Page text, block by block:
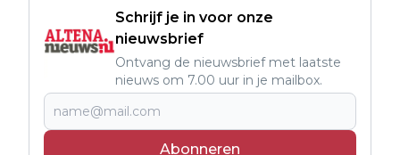
Schrijf je in voor onze
nieuwsbrief
Ontvang de nieuwsbrief met laatste
nieuws om 7.00 uur in je mailbox.
Abonneren